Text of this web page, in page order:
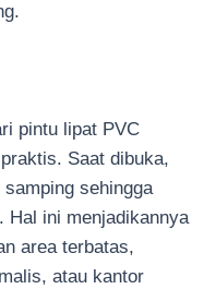
pintu lipat PVC
Saat dibuka,
sehingga
Hal ini menjadikannya
area terbatas,
atau kantor